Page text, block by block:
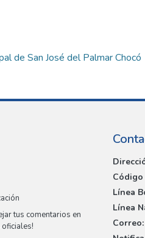
de San José del Palmar Chocó
tus comentarios en
Línea
Línea
Correo: